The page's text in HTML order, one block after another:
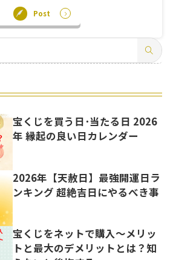
Post
宝くじを買う日･当たる日 2026
年 縁起の良い日カレンダー
2026年【天赦日】最強開運日ラ
ンキング 超絶吉日にやるべき事
宝くじをネットで購入〜メリッ
トと最大のデメリットとは？知